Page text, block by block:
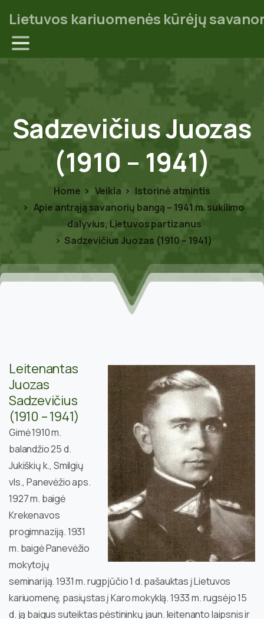
Lietuvos kariuomenės kūrėjų
SadzevičiusJuozas
(1910 – 1941)
Home Veikla
Istorinė atmintis
Apie antrąją savanorių bangą – 1941 m. sukilimo
dalyvius, Lietuvos partizanus
Sadzevičius Juozas (1910 – 1941)
Leitenantas
Juozas
Sadzevičius
(1910 – 1941)
Gimė 1910 m.
balandžio 25 d.
Jukiškių k., Smilgių
vls., Panevėžio aps.
1927 m. baigė
Krekenavos
progimnaziją. 1931
m. baigė Panevėžio
mokytojų
seminariją. 1931 m. rugpjūčio 1 d. pašauktas į Lietuvos
kariuomenę, pasiųstas į Karo mokyklą. 1933 m. rugsėjo 15
d. ją baigus suteiktas pėstininkų jaun. leitenanto laipsnis ir